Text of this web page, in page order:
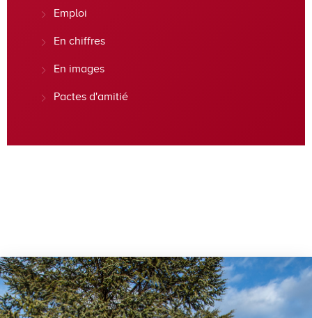
Emploi
En chiffres
En images
Pactes d'amitié